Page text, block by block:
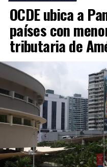
OCDE ubica a
países con
tributaria de